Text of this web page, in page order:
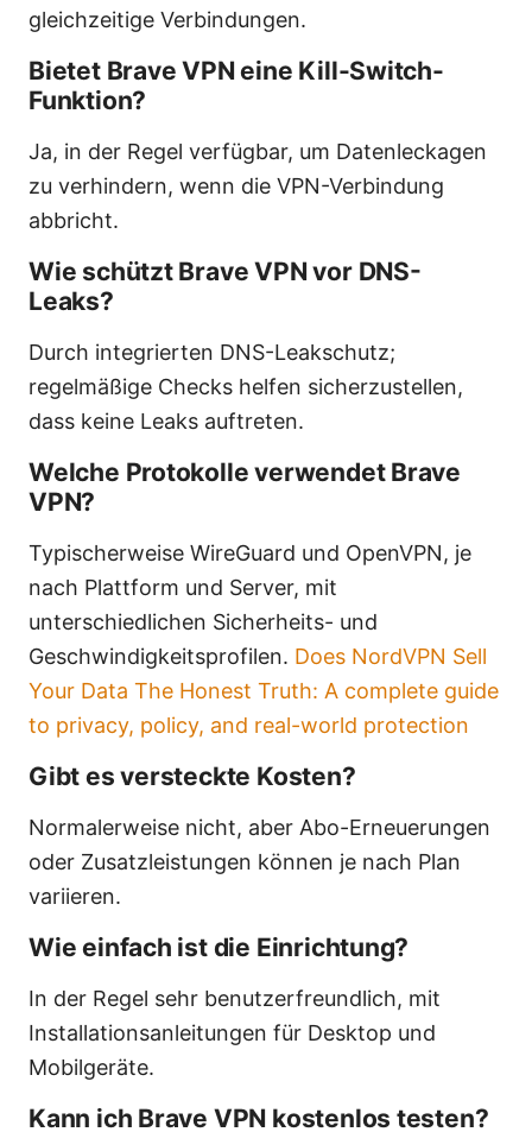
gleichzeitige Verbindungen.
Bietet Brave VPN eine Kill-Switch-
Funktion?
Ja, in der Regel verfügbar, um Datenleckagen
zu verhindern, wenn die VPN-Verbindung
abbricht.
Wie schützt Brave VPN vor DNS-
Leaks?
Durch integrierten DNS-Leakschutz;
regelmäßige Checks helfen sicherzustellen,
dass keine Leaks auftreten.
Welche Protokolle verwendet Brave
VPN?
Typischerweise WireGuard und OpenVPN, je
nach Plattform und Server, mit
unterschiedlichen Sicherheits- und
Geschwindigkeitsprofilen. Does NordVPN Sell
Your Data The Honest Truth: A complete guide
to privacy, policy, and real-world protection
Gibt es versteckte Kosten?
Normalerweise nicht, aber Abo-Erneuerungen
oder Zusatzleistungen können je nach Plan
variieren.
Wie einfach ist die Einrichtung?
In der Regel sehr benutzerfreundlich, mit
Installationsanleitungen für Desktop und
Mobilgeräte.
Kann ich Brave VPN kostenlos testen?